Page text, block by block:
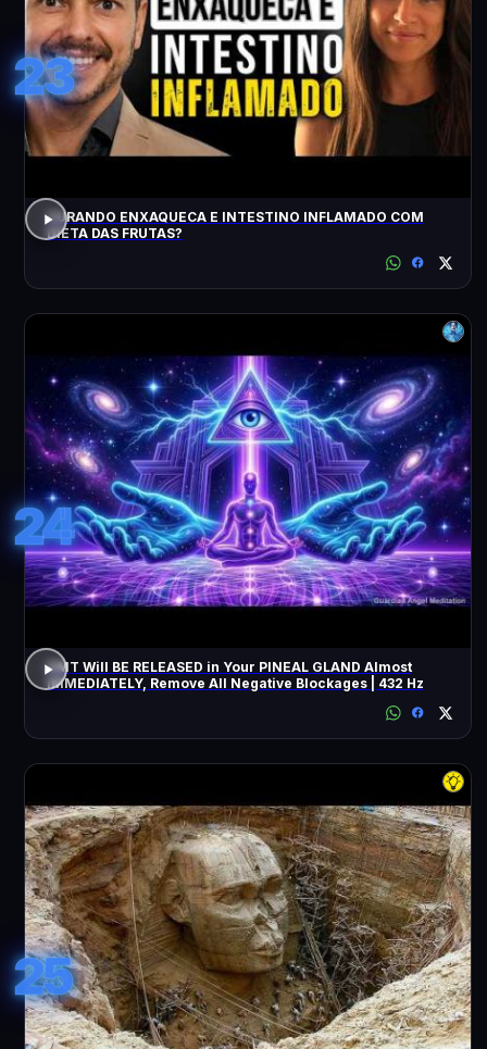
23
CURANDO ENXAQUECA E INTESTINO INFLAMADO COM
DIETA DAS FRUTAS?
24
DMT Will BE RELEASED in Your PINEAL GLAND Almost
IMMEDIATELY, Remove All Negative Blockages | 432 Hz
25